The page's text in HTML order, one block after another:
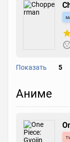
Показать 5
Аниме